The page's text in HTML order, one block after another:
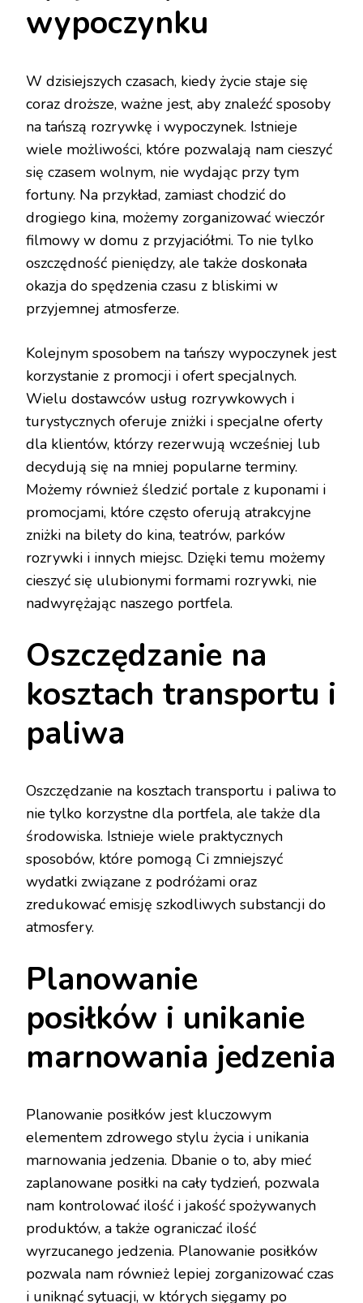
wypoczynku
W dzisiejszych czasach, kiedy życie staje się
coraz droższe, ważne jest, aby znaleźć sposoby
na tańszą rozrywkę i wypoczynek. Istnieje
wiele możliwości, które pozwalają nam cieszyć
się czasem wolnym, nie wydając przy tym
fortuny. Na przykład, zamiast chodzić do
drogiego kina, możemy zorganizować wieczór
filmowy w domu z przyjaciółmi. To nie tylko
oszczędność pieniędzy, ale także doskonała
okazja do spędzenia czasu z bliskimi w
przyjemnej atmosferze.
Kolejnym sposobem na tańszy wypoczynek jest
korzystanie z promocji i ofert specjalnych.
Wielu dostawców usług rozrywkowych i
turystycznych oferuje zniżki i specjalne oferty
dla klientów, którzy rezerwują wcześniej lub
decydują się na mniej popularne terminy.
Możemy również śledzić portale z kuponami i
promocjami, które często oferują atrakcyjne
zniżki na bilety do kina, teatrów, parków
rozrywki i innych miejsc. Dzięki temu możemy
cieszyć się ulubionymi formami rozrywki, nie
nadwyrężając naszego portfela.
Oszczędzanie na
kosztach transportu i
paliwa
Oszczędzanie na kosztach transportu i paliwa to
nie tylko korzystne dla portfela, ale także dla
środowiska. Istnieje wiele praktycznych
sposobów, które pomogą Ci zmniejszyć
wydatki związane z podróżami oraz
zredukować emisję szkodliwych substancji do
atmosfery.
Planowanie
posiłków i unikanie
marnowania jedzenia
Planowanie posiłków jest kluczowym
elementem zdrowego stylu życia i unikania
marnowania jedzenia. Dbanie o to, aby mieć
zaplanowane posiłki na cały tydzień, pozwala
nam kontrolować ilość i jakość spożywanych
produktów, a także ograniczać ilość
wyrzucanego jedzenia. Planowanie posiłków
pozwala nam również lepiej zorganizować czas
i uniknąć sytuacji, w których sięgamy po